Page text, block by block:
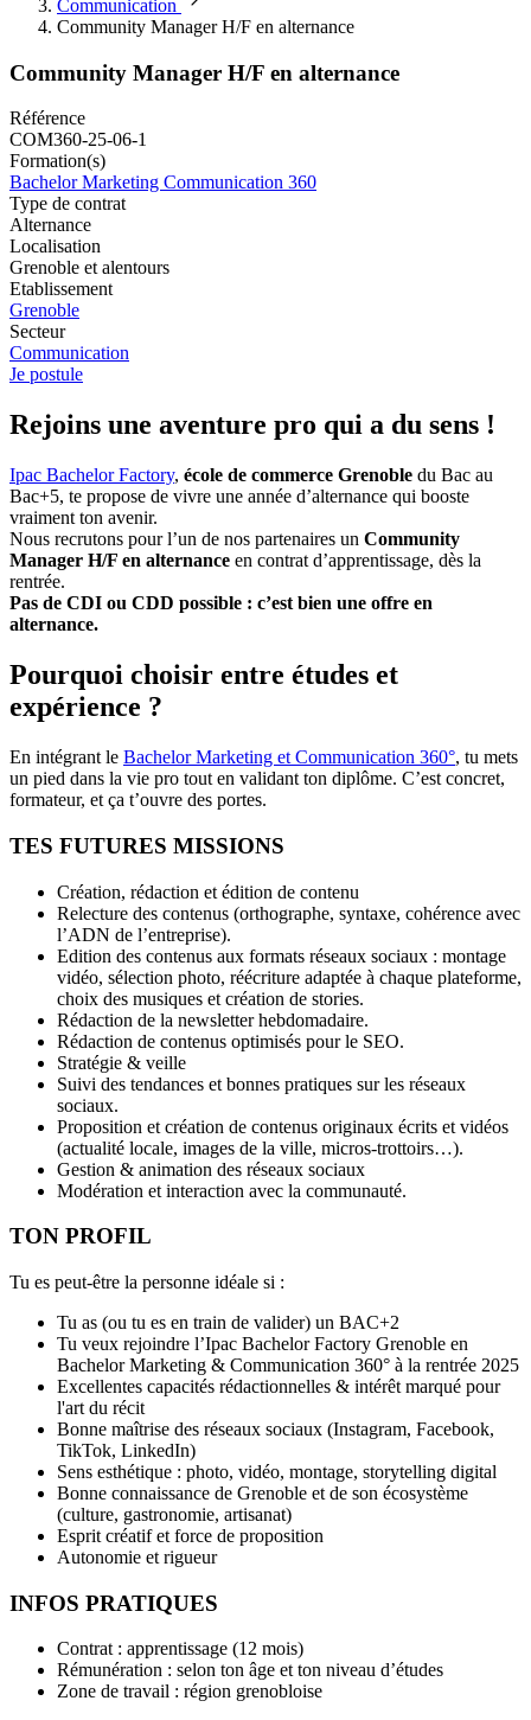
Communication
Community Manager H/F en alternance
Community Manager H/F en alternance
Référence
COM360-25-06-1
Formation(s)
Bachelor Marketing Communication 360
Type de contrat
Alternance
Localisation
Grenoble et alentours
Etablissement
Grenoble
Secteur
Communication
Je postule
Rejoins une aventure pro qui a du sens !
Ipac Bachelor Factory, école de commerce Grenoble du Bac au
Bac+5, te propose de vivre une année d’alternance qui booste
vraiment ton avenir.
Nous recrutons pour l’un de nos partenaires un Community
Manager H/F en alternance en contrat d’apprentissage, dès la
rentrée.
Pas de CDI ou CDD possible : c’est bien une offre en
alternance.
Pourquoi choisir entre études et
expérience ?
En intégrant le Bachelor Marketing et Communication 360°, tu mets
un pied dans la vie pro tout en validant ton diplôme. C’est concret,
formateur, et ça t’ouvre des portes.
TES FUTURES MISSIONS
Création, rédaction et édition de contenu
Relecture des contenus (orthographe, syntaxe, cohérence avec
l’ADN de l’entreprise).
Edition des contenus aux formats réseaux sociaux : montage
vidéo, sélection photo, réécriture adaptée à chaque plateforme,
choix des musiques et création de stories.
Rédaction de la newsletter hebdomadaire.
Rédaction de contenus optimisés pour le SEO.
Stratégie & veille
Suivi des tendances et bonnes pratiques sur les réseaux
sociaux.
Proposition et création de contenus originaux écrits et vidéos
(actualité locale, images de la ville, micros-trottoirs…).
Gestion & animation des réseaux sociaux
Modération et interaction avec la communauté.
TON PROFIL
Tu es peut-être la personne idéale si :
Tu as (ou tu es en train de valider) un BAC+2
Tu veux rejoindre l’Ipac Bachelor Factory Grenoble en
Bachelor Marketing & Communication 360° à la rentrée 2025
Excellentes capacités rédactionnelles & intérêt marqué pour
l'art du récit
Bonne maîtrise des réseaux sociaux (Instagram, Facebook,
TikTok, LinkedIn)
Sens esthétique : photo, vidéo, montage, storytelling digital
Bonne connaissance de Grenoble et de son écosystème
(culture, gastronomie, artisanat)
Esprit créatif et force de proposition
Autonomie et rigueur
INFOS PRATIQUES
Contrat : apprentissage (12 mois)
Rémunération : selon ton âge et ton niveau d’études
Zone de travail : région grenobloise